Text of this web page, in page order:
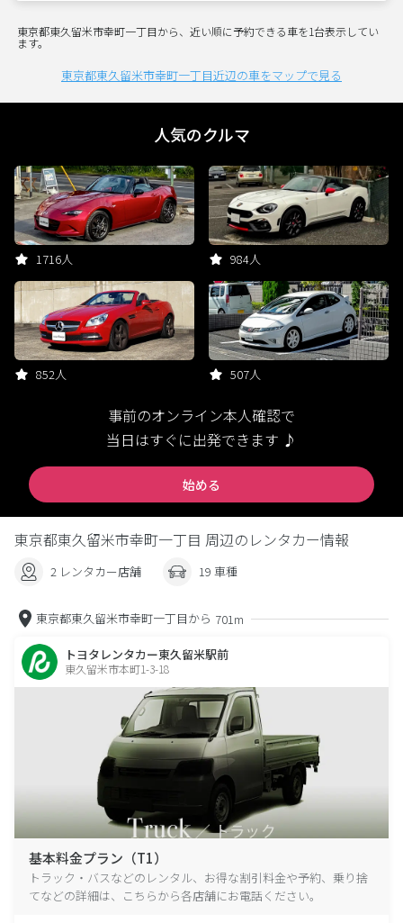
東京都東久留米市幸町一丁目から、近い順に予約できる車を1台表示してい
ます。
東京都東久留米市幸町一丁目近辺の車をマップで見る
人気のクルマ
1716人 984人
852人 507人
事前のオンライン本人確認で
当日はすぐに出発できます ♪
始める
東京都東久留米市幸町一丁目 周辺のレンタカー情報
2 レンタカー店舗 19 車種
東京都東久留米市幸町一丁目から 701m
トヨタレンタカー東久留米駅前
東久留米市本町1-3-18
基本料金プラン（T1）
トラック・バスなどのレンタル、お得な割引料金や予約、乗り捨
てなどの詳細は、こちらから各店舗にお電話ください。